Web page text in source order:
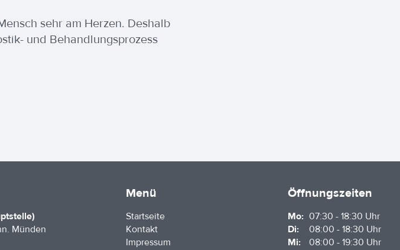
sehr am Herzen. Deshalb
und Behandlungsprozess
Münden
Menü
Startseite
Kontakt
Impressum
Öffnungszeiten
Mo: 07:30 - 18:30 Uhr
Di:
08:00 - 18:30 Uhr
Mi:
08:00 - 19:30 Uhr